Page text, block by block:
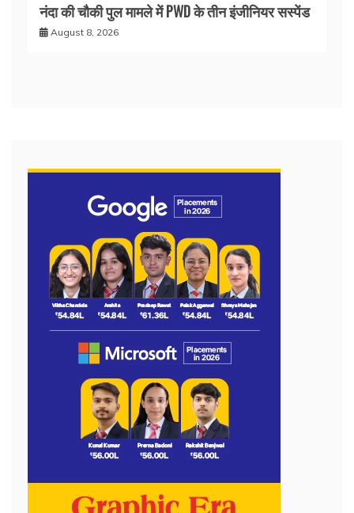
नंदा की चौकी पुल मामले में PWD के तीन इंजीनियर सस्पेंड
August 8, 2026